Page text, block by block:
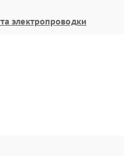
электропроводки